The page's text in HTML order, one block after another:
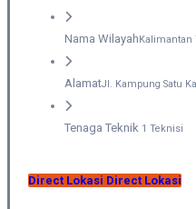
Nama WilayahKalimantan
AlamatJl. Kampung Satu
Tenaga Teknik 1 Teknisi
Direct Lokasi Direct Lokasi